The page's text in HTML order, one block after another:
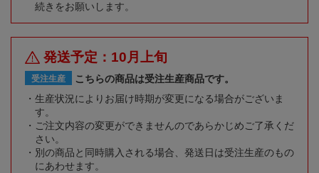
続きをお願いします。
発送予定：10月上旬
受注生産
こちらの商品は受注生産商品です。
生産状況によりお届け時期が変更になる場合がございま
す。
ご注文内容の変更ができませんのであらかじめご了承くだ
さい。
別の商品と同時購入される場合、発送日は受注生産のもの
にあわせます。